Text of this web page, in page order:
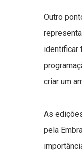
Outro
identificar
criar um
As
pela